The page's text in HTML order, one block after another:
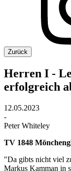
Zurück
Herren I -
erfolgreich
12.05.2023
-
Peter Whiteley
TV 1848
"Da gibts nicht viel
Markus Kamman in